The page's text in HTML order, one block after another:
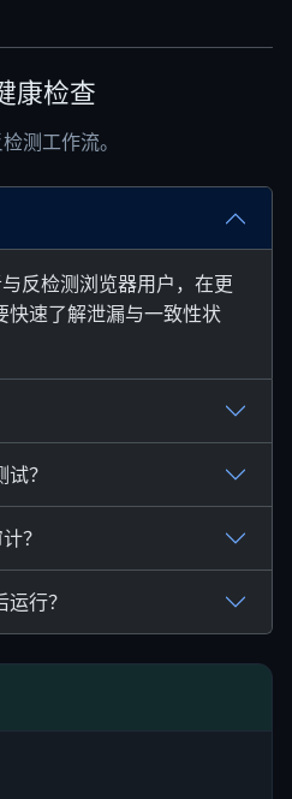
康检查
测工作流。
反检测浏览器用户，在更
快速了解泄漏与一致性状
？
？
行？